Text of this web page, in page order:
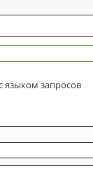
языком запросов